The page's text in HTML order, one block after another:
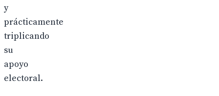
y
prácticamente
triplicando
su
apoyo
electoral.